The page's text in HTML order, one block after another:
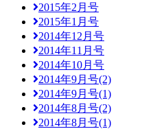
2015年2月号
2015年1月号
2014年12月号
2014年11月号
2014年10月号
2014年9月号(2)
2014年9月号(1)
2014年8月号(2)
2014年8月号(1)